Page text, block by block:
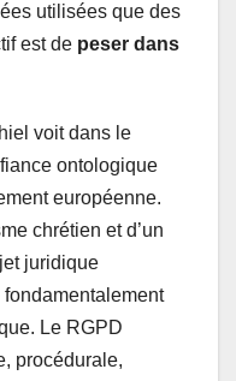
utilisées que des
est de peser dans
voit dans le
ontologique
européenne.
chrétien et d’un
juridique
Le RGPD
procédurale,